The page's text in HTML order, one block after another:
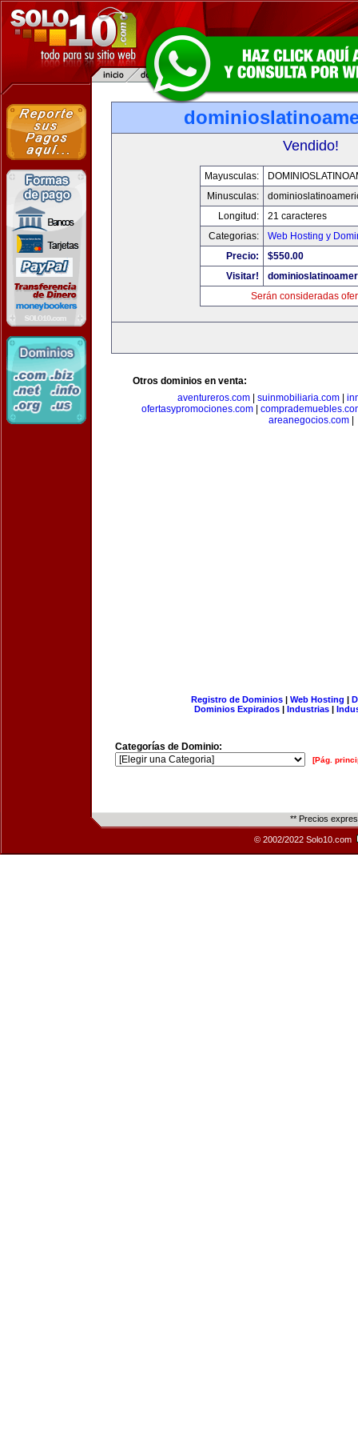
Vendido!
Mayusculas:
Minusculas:
Longitud:
21 caracteres
Categorias:
Web Hosting y
Precio:
$550.00
Visitar!
Serán consideradas
Otros dominios en venta:
aventureros.com| suinmobiliaria.com|
ofertasypromociones.com|
areanegocios.com|
Registro de Dominios| Web Hosting |
Dominios Expirados | Industrias |
Categorías de Dominio:
[Pág.
** Precios
© 2002/2022 Solo10.com